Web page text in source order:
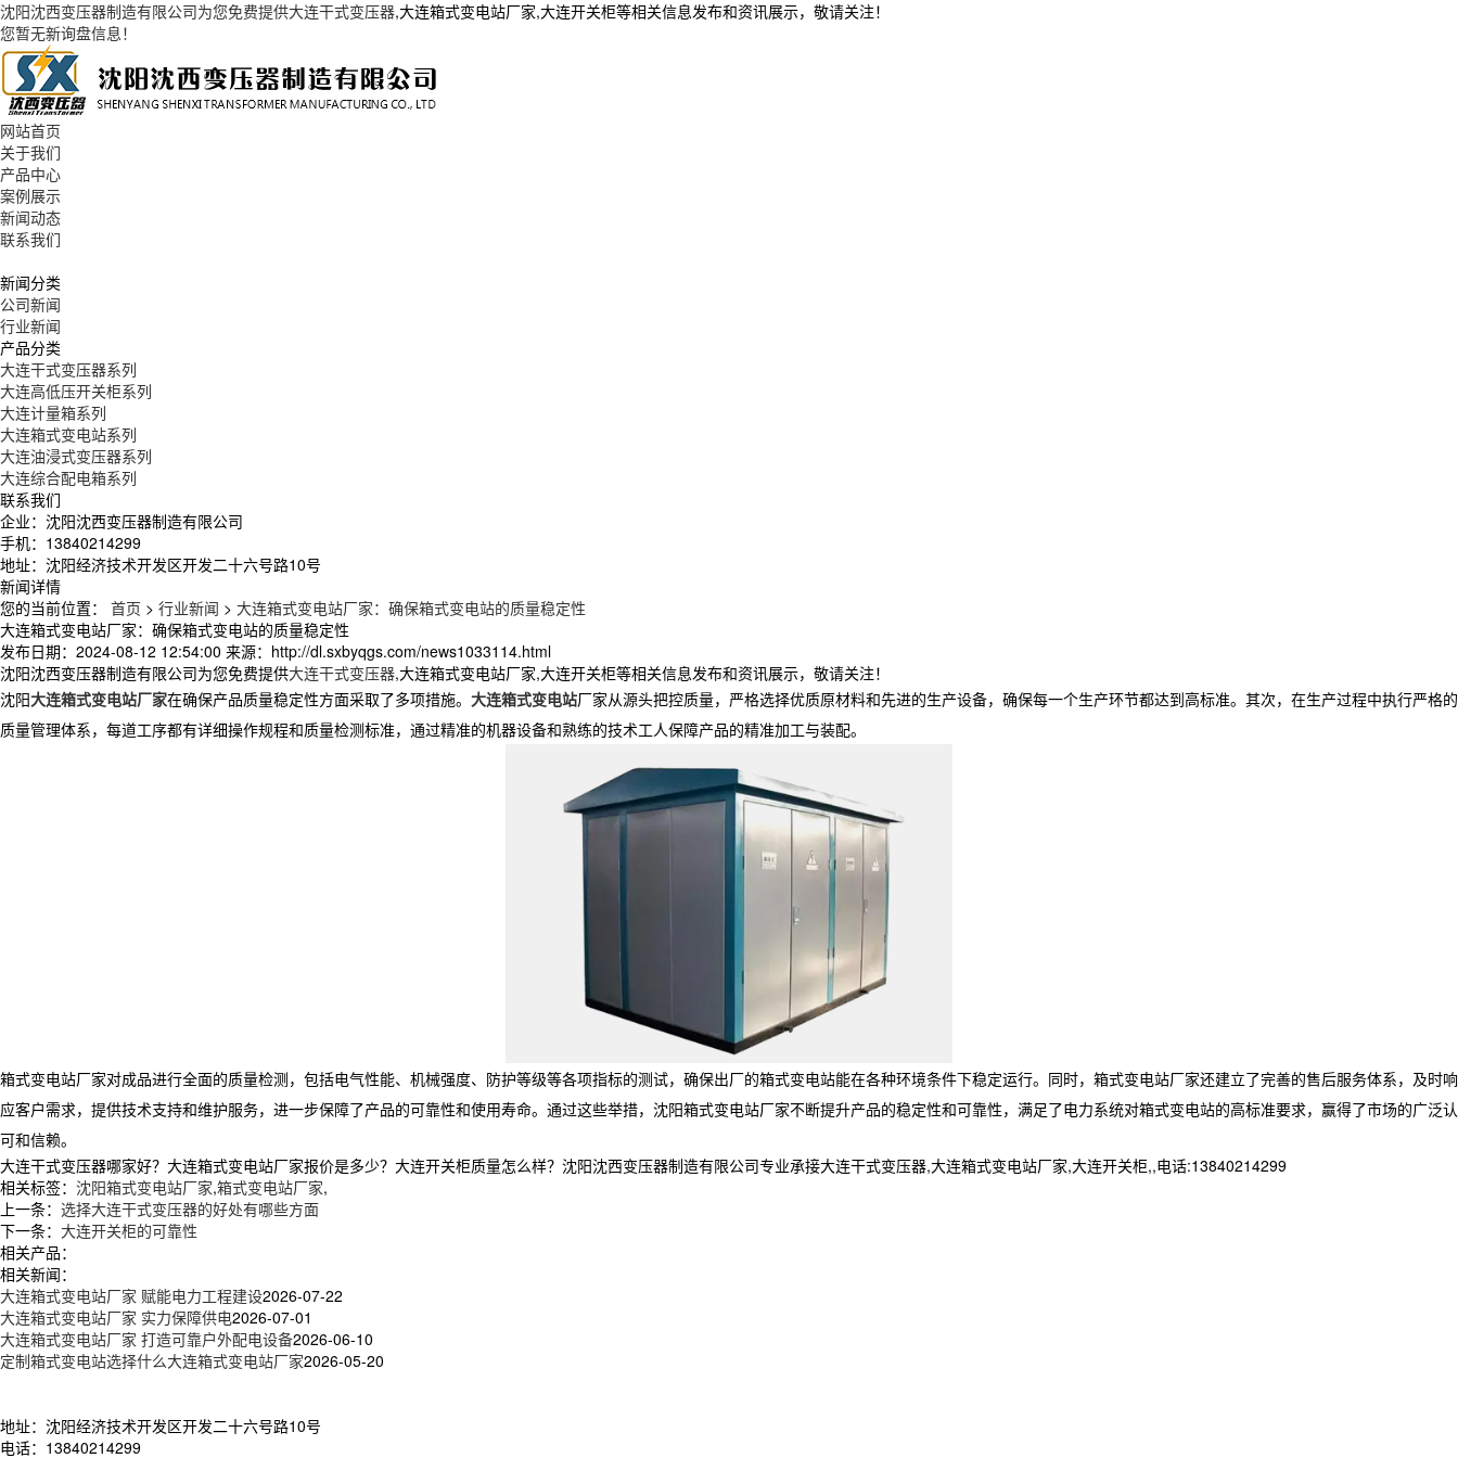
沈阳沈西变压器制造有限公司为您免费提供大连干式变压器,大连箱式变电站厂家,大连开关柜等相关信息发布和资讯展示，敬请关注！
您暂无新询盘信息！
网站首页
关于我们
产品中心
案例展示
新闻动态
联系我们
新闻分类
公司新闻
行业新闻
产品分类
大连干式变压器系列
大连高低压开关柜系列
大连计量箱系列
大连箱式变电站系列
大连油浸式变压器系列
大连综合配电箱系列
联系我们
企业：沈阳沈西变压器制造有限公司
手机：13840214299
地址：沈阳经济技术开发区开发二十六号路10号
新闻详情
您的当前位置： 首页 > 行业新闻 > 大连箱式变电站厂家：确保箱式变电站的质量稳定性
大连箱式变电站厂家：确保箱式变电站的质量稳定性
发布日期： 2024-08-12 12:54:00 来源： http://dl.sxbyqgs.com/news1033114.html
沈阳沈西变压器制造有限公司为您免费提供大连干式变压器,大连箱式变电站厂家,大连开关柜等相关信息发布和资讯展示，敬请关注！
沈阳大连箱式变电站厂家在确保产品质量稳定性方面采取了多项措施。 大连箱式变电站厂家从源头把控质量，严格选择优质原材料和先进的生产设备，确保每一个生产环节都达到高标准。其次，在生产过程中执行严格的
质量管理体系，每道工序都有详细操作规程和质量检测标准，通过精准的机器设备和熟练的技术工人保障产品的精准加工与装配。
箱式变电站厂家对成品进行全面的质量检测，包括电气性能、机械强度、防护等级等各项指标的测试，确保出厂的箱式变电站能在各种环境条件下稳定运行。同时，箱式变电站厂家还建立了完善的售后服务体系，及时响
应客户需求，提供技术支持和维护服务，进一步保障了产品的可靠性和使用寿命。通过这些举措，沈阳箱式变电站厂家不断提升产品的稳定性和可靠性，满足了电力系统对箱式变电站的高标准要求，赢得了市场的广泛认
可和信赖。
大连干式变压器哪家好？大连箱式变电站厂家报价是多少？大连开关柜质量怎么样？沈阳沈西变压器制造有限公司专业承接大连干式变压器,大连箱式变电站厂家,大连开关柜,,电话:13840214299
相关标签： 沈阳箱式变电站厂家,箱式变电站厂家,
上一条： 选择大连干式变压器的好处有哪些方面
下一条： 大连开关柜的可靠性
相关产品：
相关新闻：
大连箱式变电站厂家 赋能电力工程建设2026-07-22
大连箱式变电站厂家 实力保障供电2026-07-01
大连箱式变电站厂家 打造可靠户外配电设备2026-06-10
定制箱式变电站选择什么大连箱式变电站厂家2026-05-20
地址：沈阳经济技术开发区开发二十六号路10号
电话：13840214299